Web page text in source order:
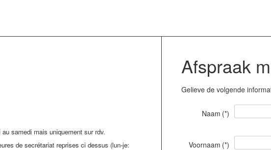
samedi mais uniquement sur rdv.
de secrétariat reprises ci dessus (lun-je:
Afspraak
Gelieve de volgende
Naam (*)
Voornaam (*)